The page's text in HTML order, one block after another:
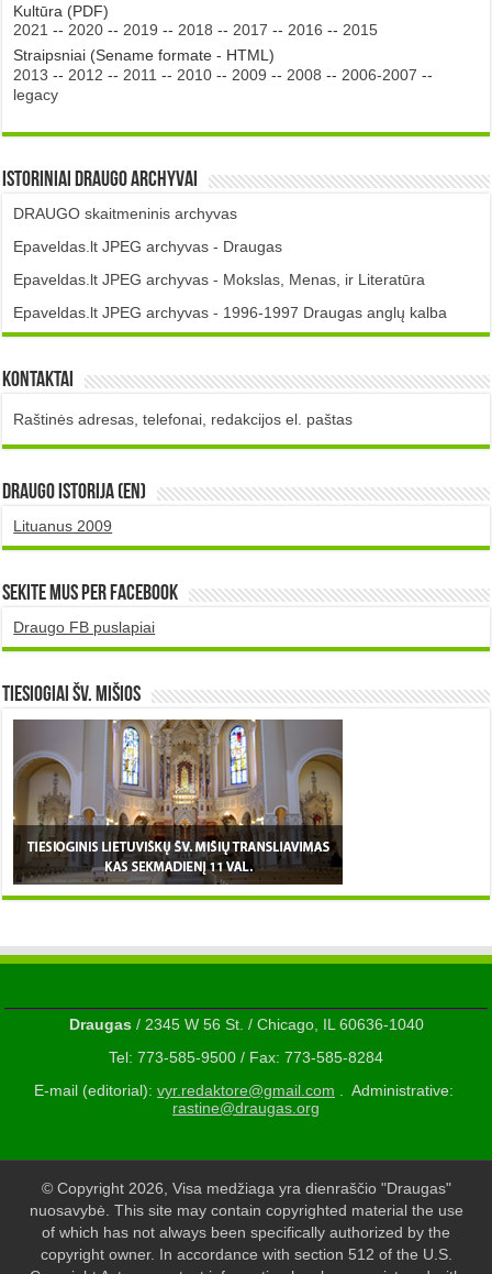
Kultūra (PDF)
2021 -- 2020 -- 2019 -- 2018 -- 2017 -- 2016 -- 2015
Straipsniai (Sename formate - HTML)
2013 -- 2012 -- 2011 -- 2010 -- 2009 -- 2008 -- 2006-2007 --
legacy
Istoriniai DRAUGO Archyvai
DRAUGO skaitmeninis archyvas
Epaveldas.lt JPEG archyvas - Draugas
Epaveldas.lt JPEG archyvas - Mokslas, Menas, ir Literatūra
Epaveldas.lt JPEG archyvas - 1996-1997 Draugas anglų kalba
Kontaktai
Raštinės adresas, telefonai, redakcijos el. paštas
DRAUGO istorija (EN)
Lituanus 2009
Sekite mus per Facebook
Draugo FB puslapiai
TIESIOGIAI šv. MIŠIOS
Draugas/ 2345 W 56 St. / Chicago, IL 60636-1040
Tel: 773-585-9500 / Fax: 773-585-8284
E-mail (editorial): vyr.redaktore@gmail.com . Administrative:
rastine@draugas.org
© Copyright 2026, Visa medžiaga yra dienraščio "Draugas"
nuosavybė. This site may contain copyrighted material the use
of which has not always been specifically authorized by the
copyright owner. In accordance with section 512 of the U.S.